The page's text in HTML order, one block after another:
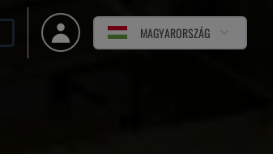
MAGYARORSZÁG